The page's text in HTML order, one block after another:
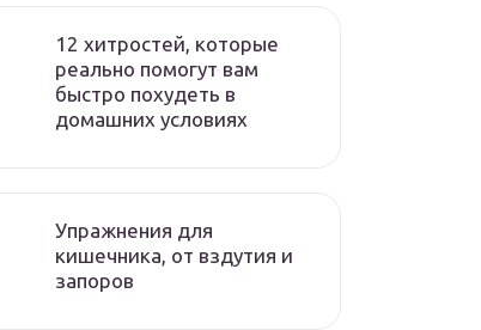
12 хитростей, которые
реально помогут вам
быстро похудеть в
домашних условиях
Упражнения для
кишечника, от вздутия и
запоров